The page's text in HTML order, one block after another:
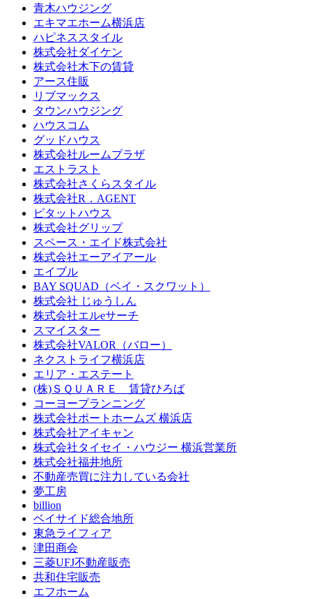
青木ハウジング
エキマエホーム横浜店
ハピネススタイル
株式会社ダイケン
株式会社木下の賃貸
アース住販
リブマックス
タウンハウジング
ハウスコム
グッドハウス
株式会社ルームプラザ
エストラスト
株式会社さくらスタイル
株式会社R．AGENT
ピタットハウス
株式会社グリップ
スペース・エイド株式会社
株式会社エーアイアール
エイブル
BAY SQUAD（ベイ・スクワット）
株式会社 じゅうしん
株式会社エルeサーチ
スマイスター
株式会社VALOR（バロー）
ネクストライフ横浜店
エリア・エステート
(株)ＳＱＵＡＲＥ 賃貸ひろば
コーヨープランニング
株式会社ポートホームズ 横浜店
株式会社アイキャン
株式会社タイセイ・ハウジー 横浜営業所
株式会社福井地所
不動産売買に注力している会社
夢工房
billion
ベイサイド総合地所
東急ライフィア
津田商会
三菱UFJ不動産販売
共和住宅販売
エフホーム